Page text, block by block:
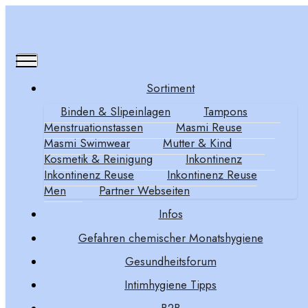
Sortiment
Binden & Slipeinlagen
Tampons
Menstruationstassen
Masmi Reuse
Masmi Swimwear
Mutter & Kind
Kosmetik & Reinigung
Inkontinenz
Inkontinenz Reuse
Inkontinenz Reuse
Men
Partner Webseiten
Infos
Gefahren chemischer Monatshygiene
Gesundheitsforum
Intimhygiene Tipps
Bio Tampons &
Bio Tampons mit
Applikator
100% Bio Baumwolle ohne
Synthetikflies